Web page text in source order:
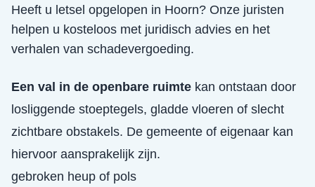
Heeft u letsel opgelopen in Hoorn? Onze juristen
helpen u kosteloos met juridisch advies en het
verhalen van schadevergoeding.
Een val in de openbare ruimte kan ontstaan door
losliggende stoeptegels, gladde vloeren of slecht
zichtbare obstakels. De gemeente of eigenaar kan
hiervoor aansprakelijk zijn.
gebroken heup of pols